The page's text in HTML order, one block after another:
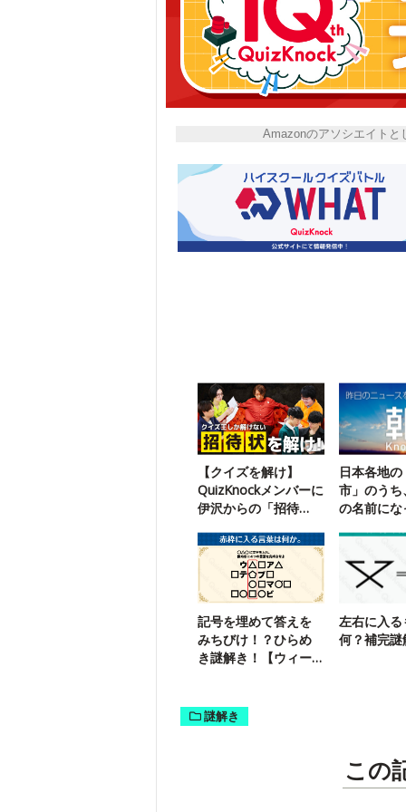
Amazonのアソシエイトと
【クイズを解け】
QuizKnockメンバーに
伊沢からの「招待
す
日本各地
市」のう
の名前に
記号を埋めて答えを
みちびけ！？ひらめ
き謎解き！【ウィー
左右に入る
何？補完謎
謎解き
この